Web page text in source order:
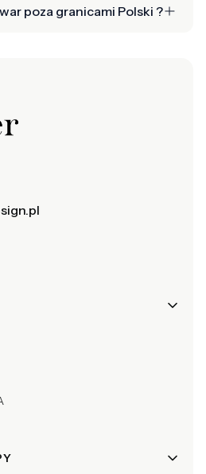
poza granicami Polski ?